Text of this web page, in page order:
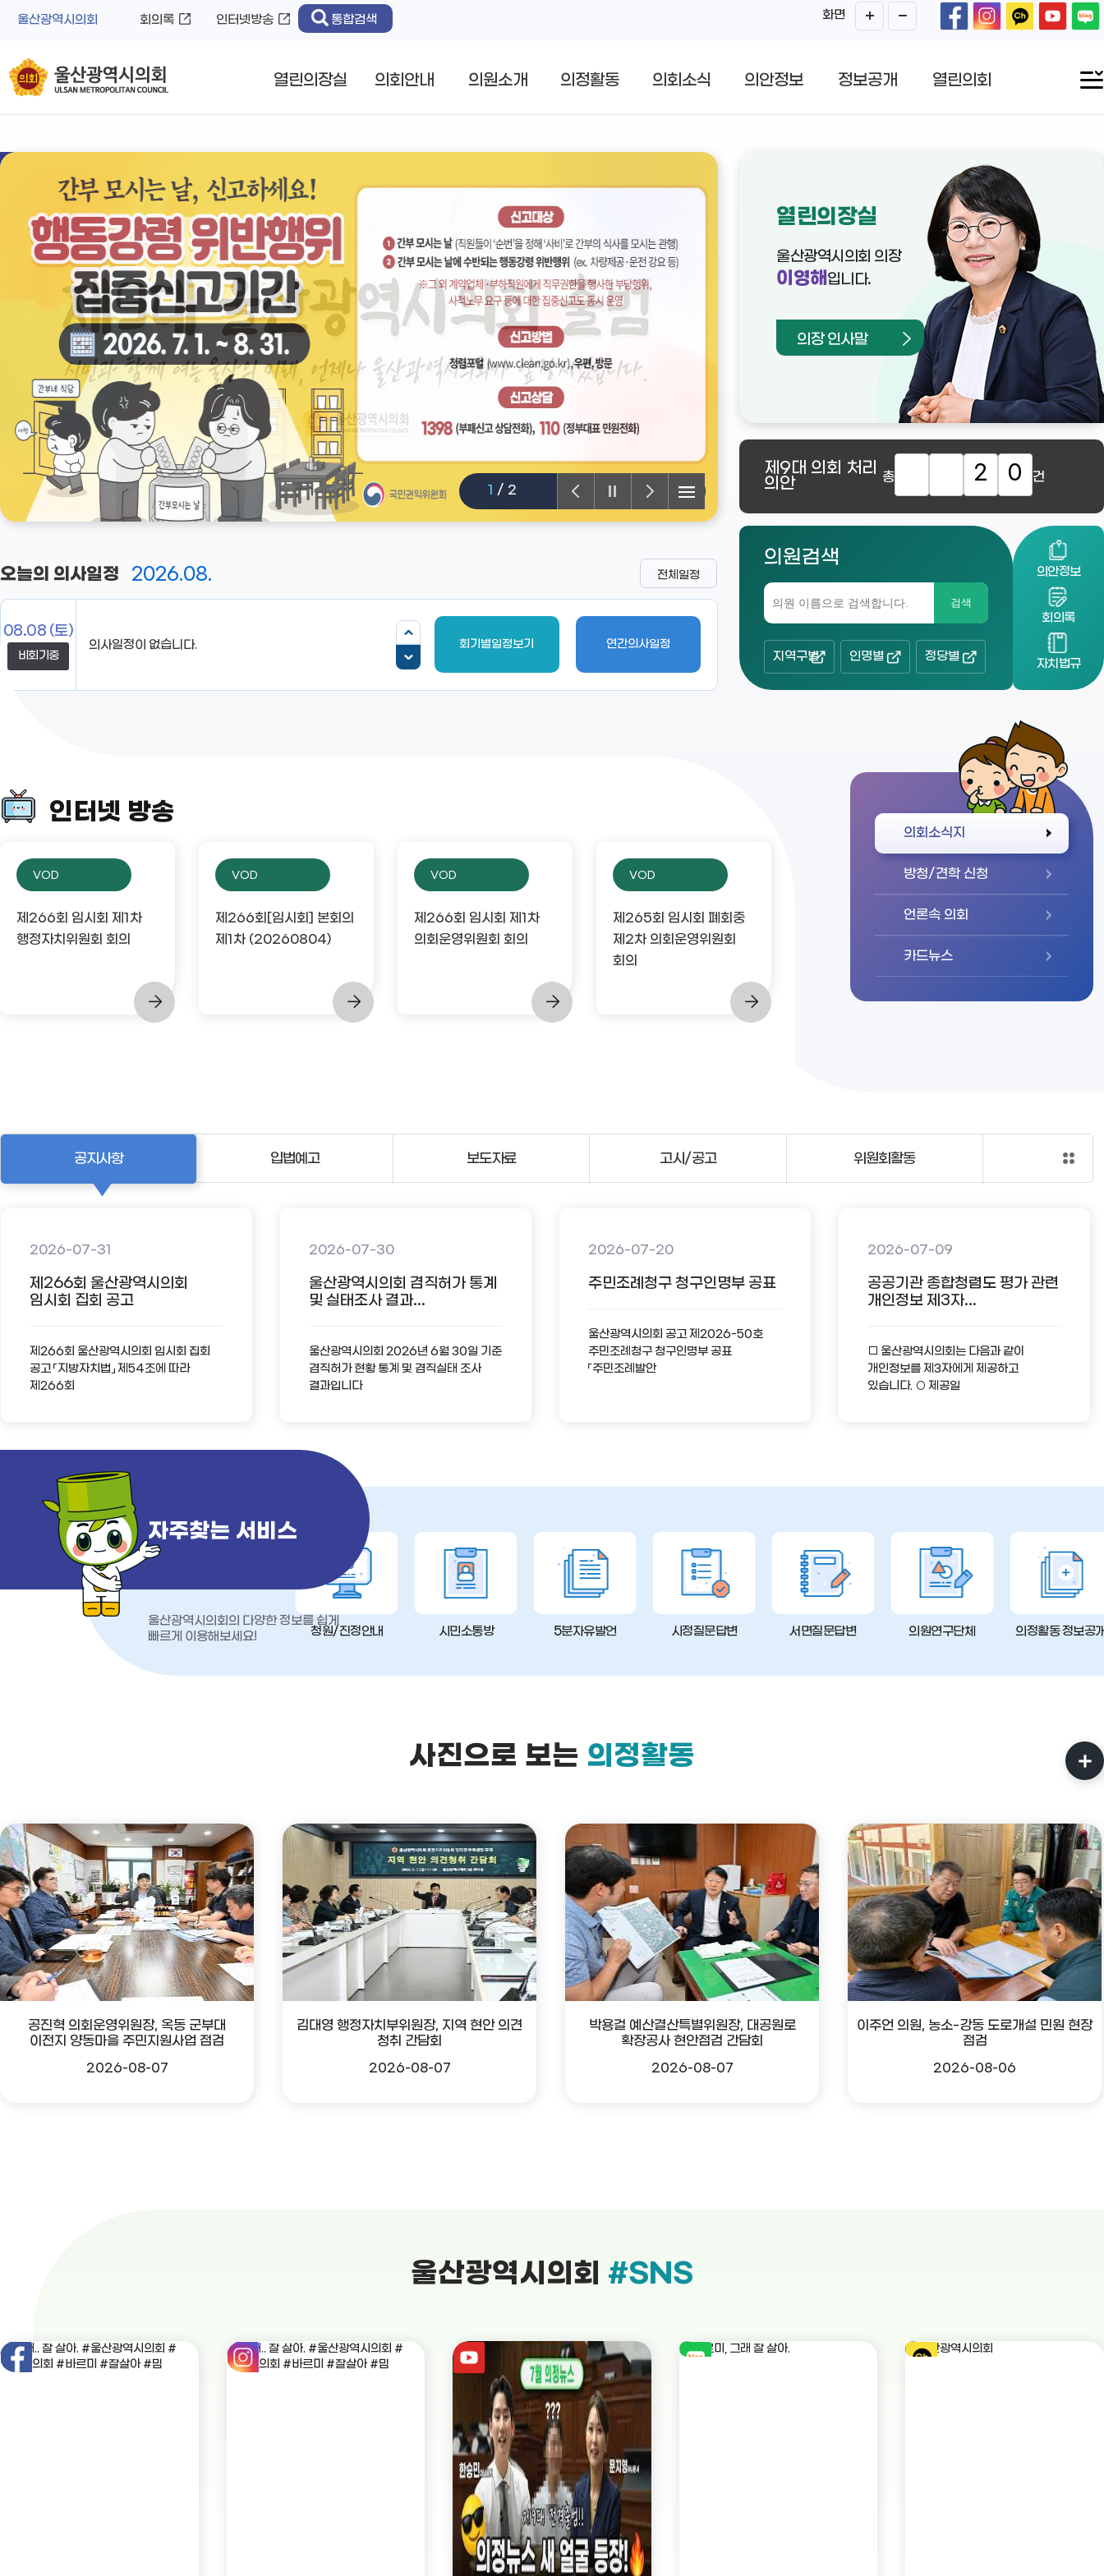
울산광역시의회 회의록 인터넷방송 통합검색 화면
열린의장실 의회안내 의원소개 의정활동 의회소식 의안정보 정보공개 열린의회
2 /2
열린의장실
울산광역시의회 의장
이영해 입니다.
의장 인사말
제9대 의회 처리
의안 총 2 0 건
오늘의 의사일정 2026.08.
08.08 (토)
비회기중
회기별일정보기 연간의사일정
전체일정
의원검색
검색
지역구별 인명별 정당별
의안정보
회의록
자치법규
인터넷 방송
VOD
제266회 임시회 제1차
행정자치위원회 회의
VOD
제266회[임시회] 본회의
제1차 (20260804)
VOD
제266회 임시회 제1차
의회운영위원회 회의
VOD
제265회 임시회 폐회중
제2차 의회운영위원회
회의
의회소식지
방청/견학 신청
언론속 의회
카드뉴스
공지사항
2026-07-31
제266회 울산광역시의회
임시회 집회 공고
제266회 울산광역시의회 임시회 집회
공고 「지방자치법」 제54조에 따라
제266회
2026-07-30
울산광역시의회 겸직허가 통계
및 실태조사 결과...
울산광역시의회 2026년 6월 30일 기준
겸직허가 현황 통계 및 겸직실태 조사
결과입니다
2026-07-20
주민조례청구 청구인명부 공표
울산광역시의회 공고 제2026-50호
주민조례청구 청구인명부 공표
「주민조례발안
2026-07-09
공공기관 종합청렴도 평가 관련
개인정보 제3자...
□ 울산광역시의회는 다음과 같이
개인정보를 제3자에게 제공하고
있습니다. ○ 제공일
입법예고 보도자료 고시/공고 위원회활동
자주찾는 서비스
울산광역시의회의 다양한 정보를 쉽게
빠르게 이용해보세요!
청원/진정안내 시민소통방 5분자유발언 시정질문답변 서면질문답변 의원연구단체 의정활동 정보공
사진으로 보는 의정활동
공진혁 의회운영위원장, 옥동 군부대
이전지 양동마을 주민지원사업 점검
2026-08-07
김대영 행정자치부위원장, 지역 현안 의견
청취 간담회
2026-08-07
박용걸 예산결산특별위원장, 대공원로
확장공사 현안점검 간담회
2026-08-07
이주언 의원, 농소-강동 도로개설 민원 현장
점검
2026-08-06
울산광역시의회 #SNS